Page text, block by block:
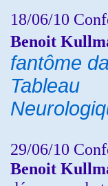
18/06/10
Benoit
fantôme
Tableau
29/06/10
Benoit